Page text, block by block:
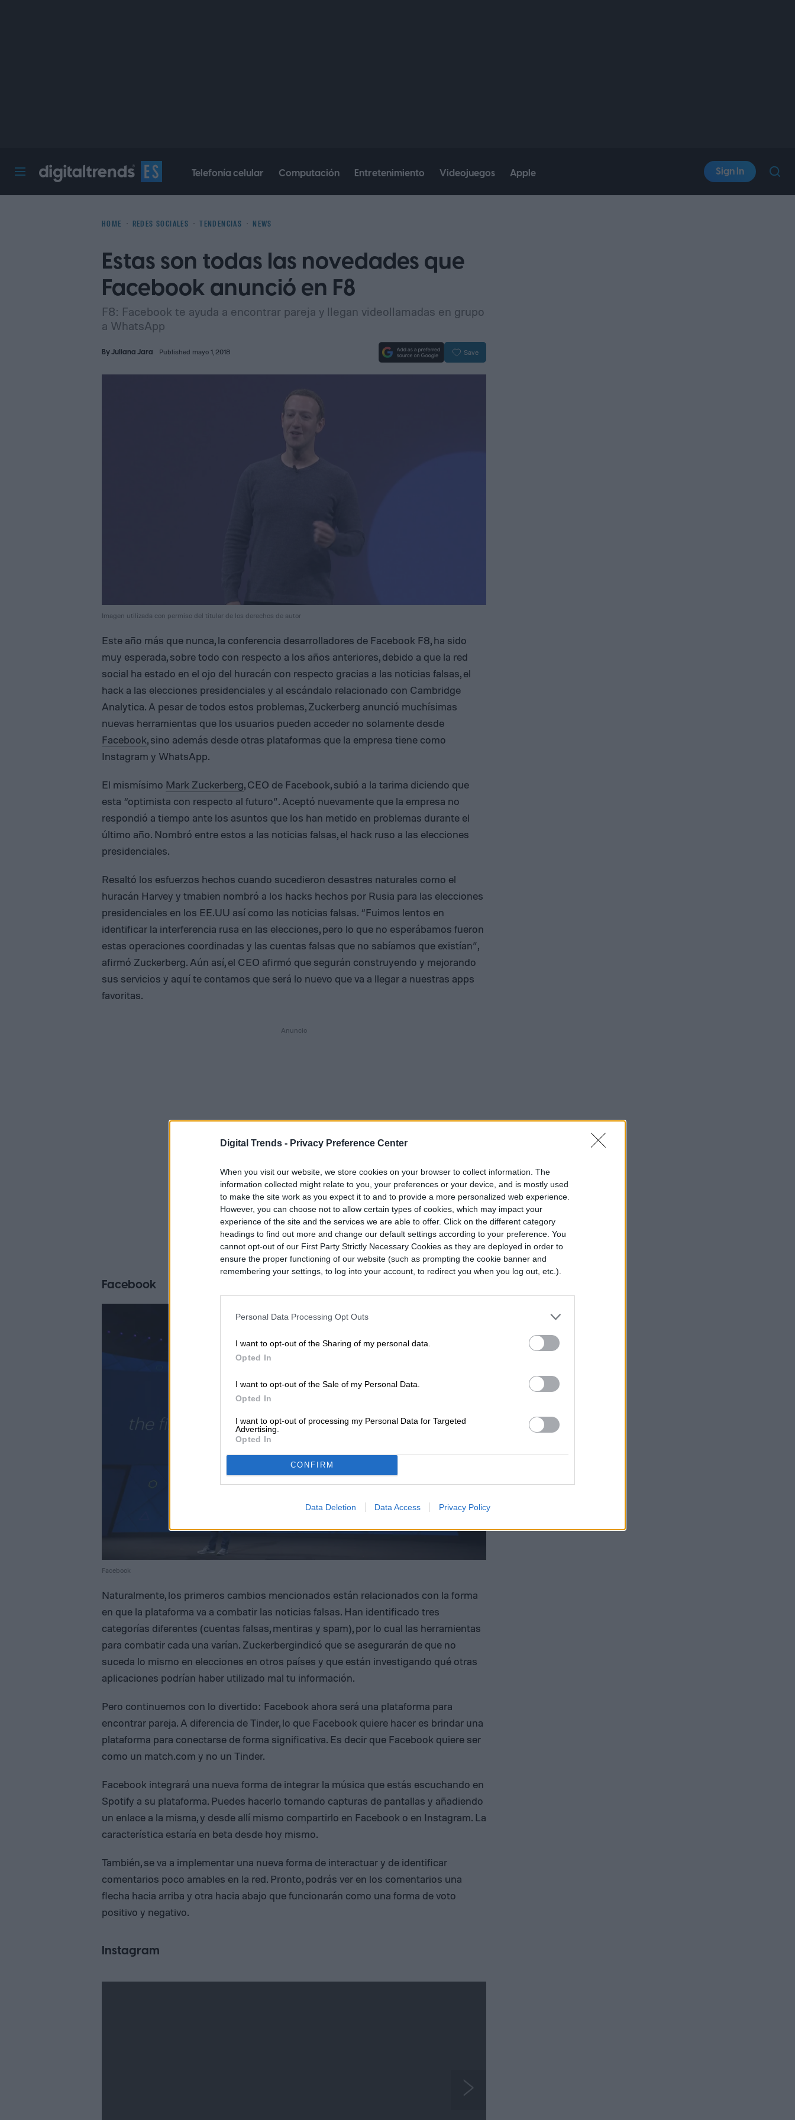
Digital Trends - Privacy Preference Center
When you visit our website, we store cookies on your browser to collect information. The
information collected might relate to you, your preferences or your device, and is mostly used
to make the site work as you expect it to and to provide a more personalized web experience.
However, you can choose not to allow certain types of cookies, which may impact your
experience of the site and the services we are able to offer. Click on the different category
headings to find out more and change our default settings according to your preference. You
cannot opt-out of our First Party Strictly Necessary Cookies as they are deployed in order to
ensure the proper functioning of our website (such as prompting the cookie banner and
remembering your settings, to log into your account, to redirect you when you log out, etc.).
Personal Data Processing Opt Outs
I want to opt-out of the Sharing of my personal data.
Opted In
I want to opt-out of the Sale of my Personal Data.
Opted In
I want to opt-out of processing my Personal Data for Targeted
Advertising.
Opted In
CONFIRM
Data Deletion Data Access Privacy Policy
Telefonía celular Computación Entretenimiento Videojuegos Apple Sign In
HOME REDES SOCIALES TENDENCIAS NEWS
Estas son todas las novedades que
Facebook anunció en F8
F8: Facebook te ayuda a encontrar pareja y llegan videollamadas en grupo
a WhatsApp
ByJuliana Jara Published mayo 1, 2018 Save
Imagen utilizada con permiso del titular de los derechos de autor
Este año más que nunca, la conferencia desarrolladores de Facebook F8, ha sido
muy esperada, sobre todo con respecto a los años anteriores, debido a que la red
social ha estado en el ojo del huracán con respecto gracias a las noticias falsas, el
hack a las elecciones presidenciales y al escándalo relacionado con Cambridge
Analytica. A pesar de todos estos problemas, Zuckerberg anunció muchísimas
nuevas herramientas que los usuarios pueden acceder no solamente desde
Facebook, sino además desde otras plataformas que la empresa tiene como
Instagram y WhatsApp.
El mismísimo Mark Zuckerberg, CEO de Facebook, subió a la tarima diciendo que
esta “optimista con respecto al futuro”. Aceptó nuevamente que la empresa no
respondió a tiempo ante los asuntos que los han metido en problemas durante el
último año. Nombró entre estos a las noticias falsas, el hack ruso a las elecciones
presidenciales.
Resaltó los esfuerzos hechos cuando sucedieron desastres naturales como el
huracán Harvey y tmabien nombró a los hacks hechos por Rusia para las elecciones
presidenciales en los EE.UU así como las noticias falsas. “Fuimos lentos en
identificar la interferencia rusa en las elecciones, pero lo que no esperábamos fueron
estas operaciones coordinadas y las cuentas falsas que no sabíamos que existían”,
afirmó Zuckerberg. Aún así, el CEO afirmó que segurán construyendo y mejorando
sus servicios y aquí te contamos que será lo nuevo que va a llegar a nuestras apps
favoritas.
Facebook
Facebook
Naturalmente, los primeros cambios mencionados están relacionados con la forma
en que la plataforma va a combatir las noticias falsas. Han identificado tres
categorías diferentes (cuentas falsas, mentiras y spam), por lo cual las herramientas
para combatir cada una varían. Zuckerbergindicó que se asegurarán de que no
suceda lo mismo en elecciones en otros países y que están investigando qué otras
aplicaciones podrían haber utilizado mal tu información.
Pero continuemos con lo divertido: Facebook ahora será una plataforma para
encontrar pareja. A diferencia de Tinder, lo que Facebook quiere hacer es brindar una
plataforma para conectarse de forma significativa. Es decir que Facebook quiere ser
como un match.com y no un Tinder.
Facebook integrará una nueva forma de integrar la música que estás escuchando en
Spotify a su plataforma. Puedes hacerlo tomando capturas de pantallas y añadiendo
un enlace a la misma, y desde allí mismo compartirlo en Facebook o en Instagram. La
característica estaría en beta desde hoy mismo.
También, se va a implementar una nueva forma de interactuar y de identificar
comentarios poco amables en la red. Pronto, podrás ver en los comentarios una
flecha hacia arriba y otra hacia abajo que funcionarán como una forma de voto
positivo y negativo.
Instagram